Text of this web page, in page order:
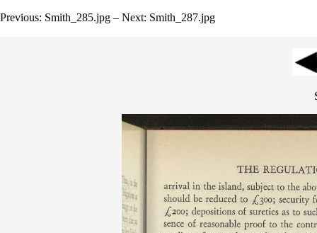
Previous: Smith_285.jpg – Next: Smith_287.jpg